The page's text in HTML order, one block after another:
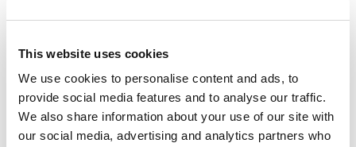
This website uses cookies
We use cookies to personalise content and ads, to
provide social media features and to analyse our traffic.
We also share information about your use of our site with
our social media, advertising and analytics partners who
asistencia técnica a la dirección de
obra y coordinación de seguridad y
salud, en el control de la ejecución
de la construcción de duplicación de
Información general
Pliego de Prescripciones